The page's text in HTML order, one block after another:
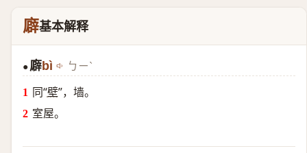
廦基本解释
● 廦bì ㄅㄧˋ
同“壁”，墙。
室屋。